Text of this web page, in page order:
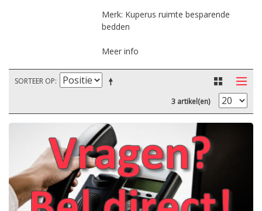
Merk: Kuperus ruimte besparende
bedden
Meer info
SORTEER OP
3 artikel(en)